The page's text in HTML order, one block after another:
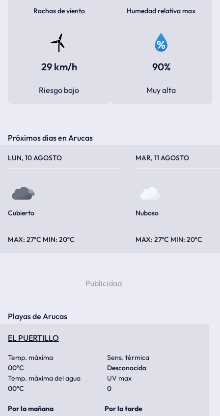
Rachas de viento
29 km/h
Riesgo bajo
Humedad relativa max
90%
Muy alta
Próximos dias en Arucas
LUN, 10 AGOSTO
Cubierto
27ºC 20ºC
MAR, 11 AGOSTO
Nuboso
27ºC 20ºC
Playas de Arucas
EL PUERTILLO
Temp. máxima
00ºC
Sens. térmica
Desconocida
Temp. máxima del agua
00ºC
UV max
0
Por la mañana
Por la tarde